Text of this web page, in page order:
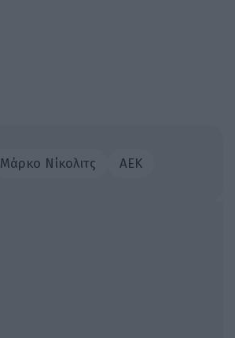
Mάρκο Νίκολιτς ΑΕΚ